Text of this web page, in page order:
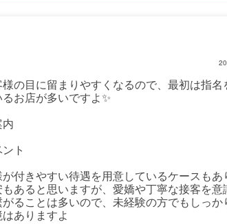
の目に留まりやすくなるので、最初は指名
お店が多いですよ✨
ト
付きやすい待遇を用意しているケースも
あると思いますが、愛嬌や丁寧な接客を意
ることは多いので、未経験の方でもしっか
ありますよ